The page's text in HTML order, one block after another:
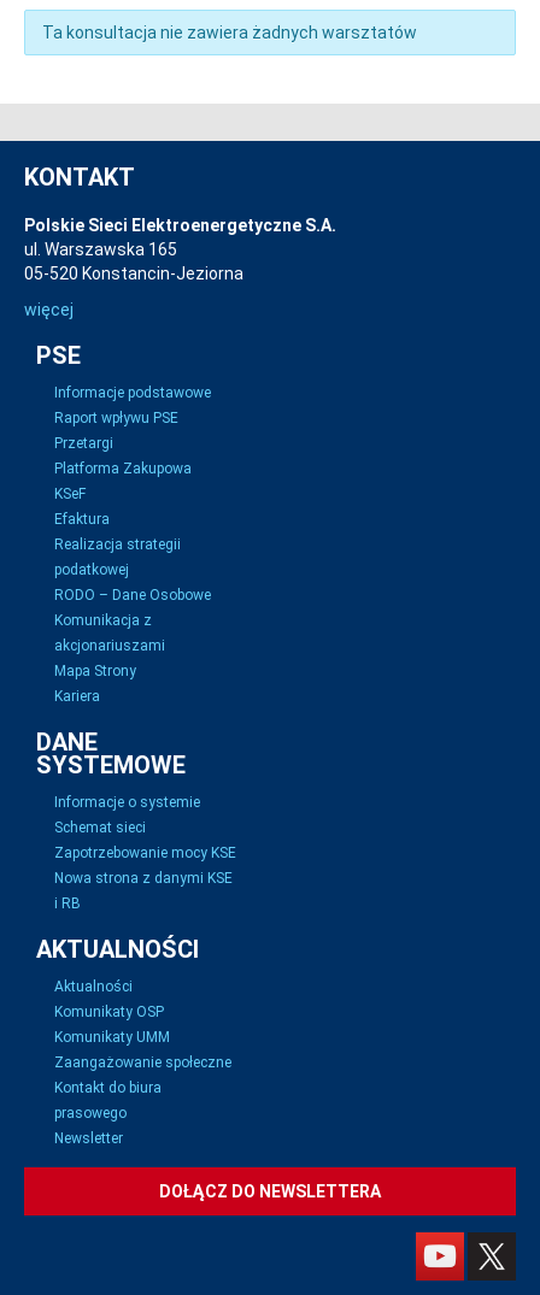
Ta konsultacja nie zawiera żadnych warsztatów
KONTAKT
Polskie Sieci Elektroenergetyczne S.A.
ul. Warszawska 165
05-520 Konstancin-Jeziorna
więcej
PSE
Informacje podstawowe
Raport wpływu PSE
Przetargi
Platforma Zakupowa
KSeF
Efaktura
Realizacja strategii
podatkowej
RODO – Dane Osobowe
Komunikacja z
akcjonariuszami
Mapa Strony
Kariera
DANE
SYSTEMOWE
Informacje o systemie
Schemat sieci
Zapotrzebowanie mocy KSE
Nowa strona z danymi KSE
i RB
AKTUALNOŚCI
Aktualności
Komunikaty OSP
Komunikaty UMM
Zaangażowanie społeczne
Kontakt do biura
prasowego
Newsletter
DOŁĄCZ DO NEWSLETTERA